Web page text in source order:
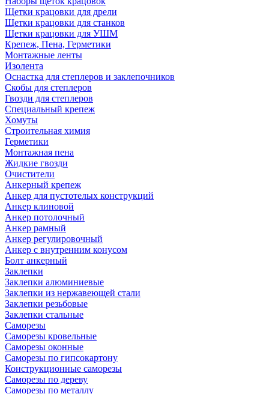
Щетки крацовки для дрели
Щетки крацовки для станков
Щетки крацовки для УШМ
Крепеж, Пена, Герметики
Монтажные ленты
Изолента
Оснастка для степлеров и заклепочников
Скобы для степлеров
Гвозди для степлеров
Специальный крепеж
Хомуты
Строительная химия
Герметики
Монтажная пена
Жидкие гвозди
Очистители
Анкерный крепеж
Анкер для пустотелых конструкций
Анкер клиновой
Анкер потолочный
Анкер рамный
Анкер регулировочный
Анкер с внутренним конусом
Болт анкерный
Заклепки
Заклепки алюминиевые
Заклепки из нержавеющей стали
Заклепки резьбовые
Заклепки стальные
Саморезы
Саморезы кровельные
Саморезы оконные
Саморезы по гипсокартону
Конструкционные саморезы
Саморезы по дереву
Саморезы по металлу